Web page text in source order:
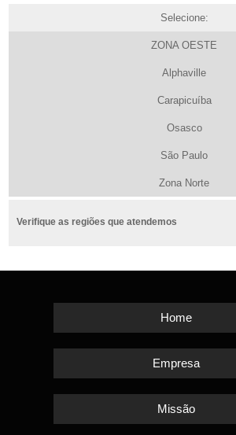
Selecione:
ZONA OESTE
Alphaville
Carapicuíba
Osasco
São Paulo
Zona Norte
Verifique as regiões que atendemos
Home
Empresa
Missão